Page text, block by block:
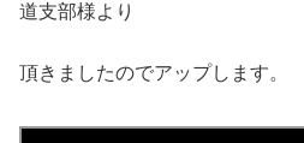
道支部様より
頂きましたのでアップします。